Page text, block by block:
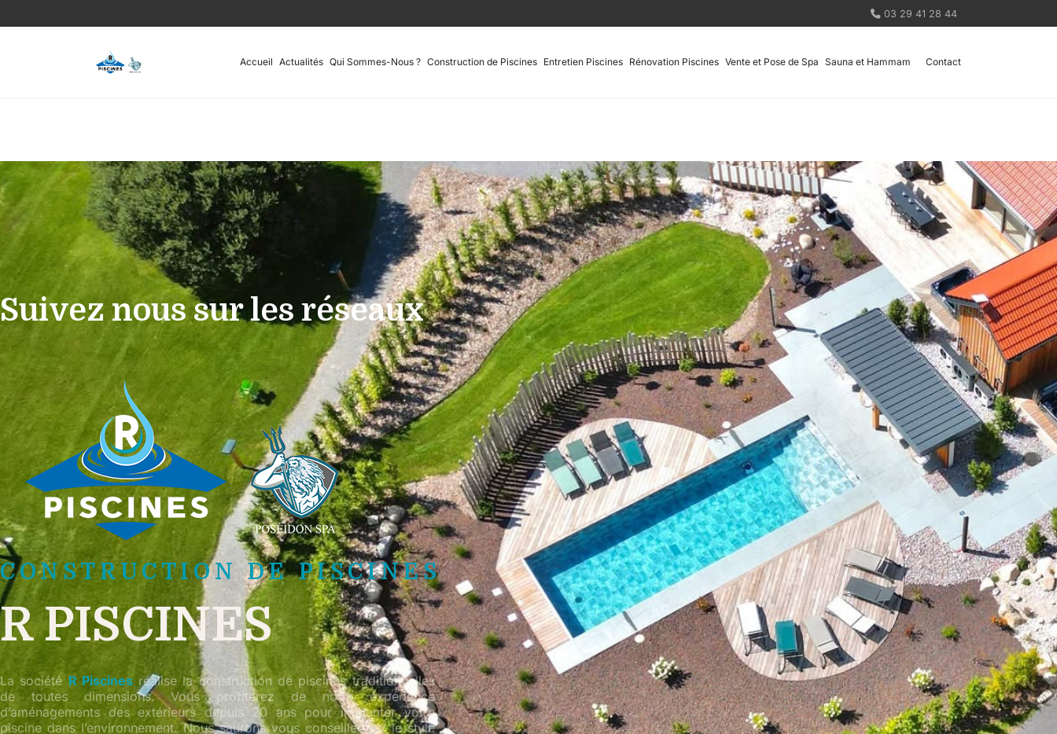
03 29 41 28 44
Accueil Actualités Qui Sommes-Nous ? Construction de Piscines Entretien Piscines Rénovation Piscines Vente et Pose de Spa Sauna et Hammam Contact
Suivez nous sur les réseaux
CONSTRUCTION DE PISCINES
R PISCINES
La société R Piscinesréalise la construction de piscines traditionnelles
de toutes dimensions. Vous profiterez de notre expérience
d’aménagements des extérieurs depuis 20 ans pour implanter votre
piscine dans l’environnement. Nous saurons vous conseiller sur le style